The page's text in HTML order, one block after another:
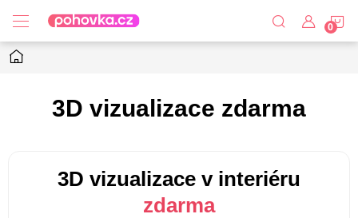
obsah
Domů
3D vizualizace zdarma
3D vizualizace v interiéru
zdarma